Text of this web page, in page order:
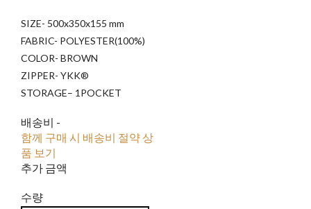
SIZE- 500x350x155 mm
FABRIC- POLYESTER(100%)
COLOR- BROWN
ZIPPER- YKK®
STORAGE– 1POCKET
배송비 -
함께 구매 시 배송비 절약 상
품 보기
추가 금액
수량